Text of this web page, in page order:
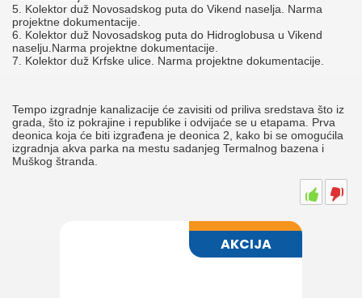
5. Kolektor duž Novosadskog puta do Vikend naselja. Narma
projektne dokumentacije.
6. Kolektor duž Novosadskog puta do Hidroglobusa u Vikend
naselju.Narma projektne dokumentacije.
7. Kolektor duž Krfske ulice. Narma projektne dokumentacije.
Tempo izgradnje kanalizacije će zavisiti od priliva sredstava što iz
grada, što iz pokrajine i republike i odvijaće se u etapama. Prva
deonica koja će biti izgrađena je deonica 2, kako bi se omogućila
izgradnja akva parka na mestu sadanjeg Termalnog bazena i
Muškog štranda.